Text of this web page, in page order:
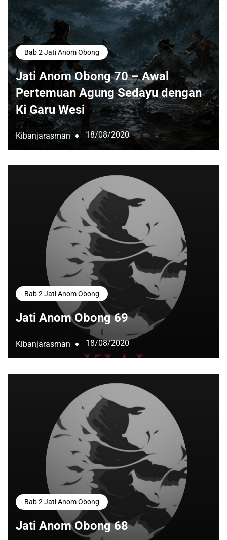
Bab 2 Jati Anom Obong
Jati Anom Obong 70 – Awal
Pertemuan Agung Sedayu dengan
Ki Garu Wesi
Kibanjarasman 18/08/2020
Bab 2 Jati Anom Obong
Jati Anom Obong 69
Kibanjarasman 18/08/2020
Bab 2 Jati Anom Obong
Jati Anom Obong 68